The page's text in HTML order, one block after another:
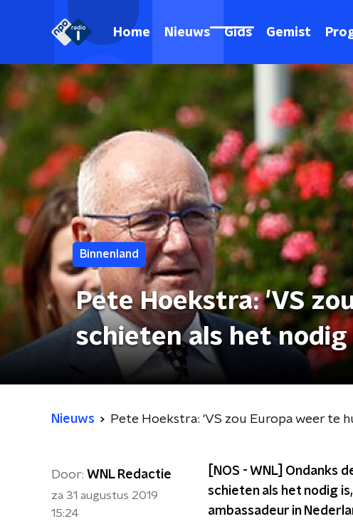
Home Nieuws Gids Gemist
Binnenland
Pete Hoekstra: 'VS
schieten als het
Nieuws Pete Hoekstra: 'VS zou Europa weer te
Door: WNL Redactie
za 31 augustus 2019
15:24
[NOS - WNL] Ondanks
schieten als het nodig
ambassadeur in